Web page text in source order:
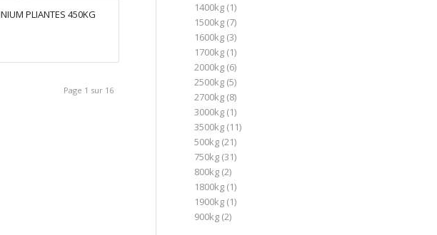
PLIANTES 450KG
Page 1 sur 16
1400kg (1)
1500kg (7)
1600kg (3)
1700kg (1)
2000kg (6)
2500kg (5)
2700kg (8)
3000kg (1)
3500kg (11)
500kg (21)
750kg (31)
800kg (2)
1800kg (1)
1900kg (1)
900kg (2)